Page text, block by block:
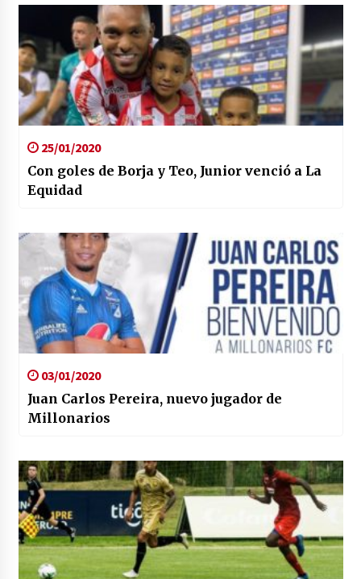
25/01/2020
Con goles de Borja y Teo, Junior venció a La
Equidad
03/01/2020
Juan Carlos Pereira, nuevo jugador de
Millonarios